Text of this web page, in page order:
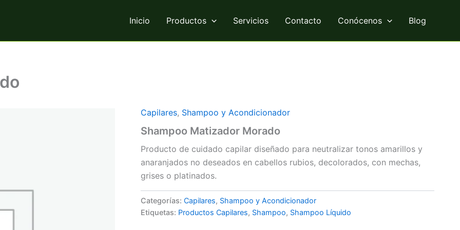
Inicio Productos Servicios Contacto Conócenos Blog
Capilares, Shampoo y Acondicionador
Shampoo Matizador Morado
Producto de cuidado capilar diseñado para neutralizar tonos amarillos y
anaranjados no deseados en cabellos rubios, decolorados, con mechas,
grises o platinados.
Categorías: Capilares, Shampoo y Acondicionador
Etiquetas: Productos Capilares, Shampoo, Shampoo Líquido